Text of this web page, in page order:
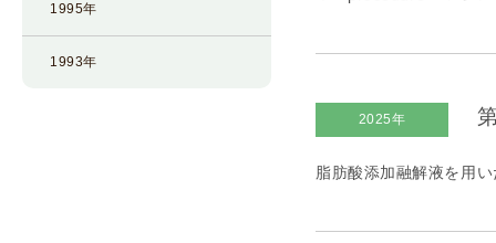
1995年
1993年
2025年
脂肪酸添加融解液を用